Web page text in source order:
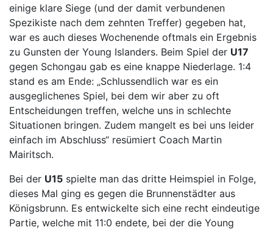
einige klare Siege (und der damit verbundenen
Spezikiste nach dem zehnten Treffer) gegeben hat,
war es auch dieses Wochenende oftmals ein Ergebnis
zu Gunsten der Young Islanders. Beim Spiel der U17
gegen Schongau gab es eine knappe Niederlage. 1:4
stand es am Ende: „Schlussendlich war es ein
ausgeglichenes Spiel, bei dem wir aber zu oft
Entscheidungen treffen, welche uns in schlechte
Situationen bringen. Zudem mangelt es bei uns leider
einfach im Abschluss“ resümiert Coach Martin
Mairitsch.
Bei der U15 spielte man das dritte Heimspiel in Folge,
dieses Mal ging es gegen die Brunnenstädter aus
Königsbrunn. Es entwickelte sich eine recht eindeutige
Partie, welche mit 11:0 endete, bei der die Young